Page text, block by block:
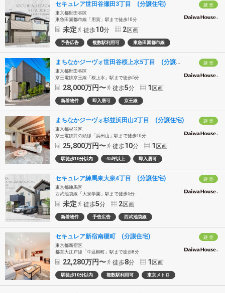
建 売
セキュレア世田谷瀬田3丁目 (分譲住宅)
東京都世田谷区
東急田園都市線「用賀」駅まで徒歩10分
未定 徒歩10分 2区画
予告広告 複数駅利用可 東急田園都市線
建 売
まちなかジーヴォ世田谷桜上水5丁目 (分譲住宅)
東京都世田谷区
京王電鉄京王線「桜上水」駅まで徒歩5分
28,000万円〜 徒歩5分 1 区画
新着物件 即入居可 京王線
建 売
まちなかジーヴォ杉並浜田山2丁目 (分譲住宅)
東京都杉並区
京王電鉄井の頭線「浜田山」駅まで徒歩10分
25,800万円〜 徒歩10分 1 区画
駅徒歩10分以内 45坪以上 即入居可
建 売
セキュレア練馬東大泉4丁目 (分譲住宅)
東京都練馬区
西武池袋線「大泉学園」駅まで徒歩5分
未定 徒歩5分 2区画
新着物件 予告広告 西武池袋線
建 売
セキュレア新宿南榎町 (分譲住宅)
東京都新宿区
都営大江戸線「牛込柳町」駅まで徒歩8分
22,280万円〜 徒歩8分 1 区画
駅徒歩10分以内 複数駅利用可 東京メトロ